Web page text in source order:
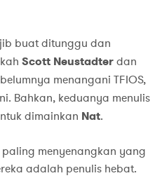
buat ditunggu dan
Scott Neustadterdan
menangani TFIOS,
Bahkan, keduanya menulis
dimainkan Nat.
menyenangkan yang
adalah penulis hebat.